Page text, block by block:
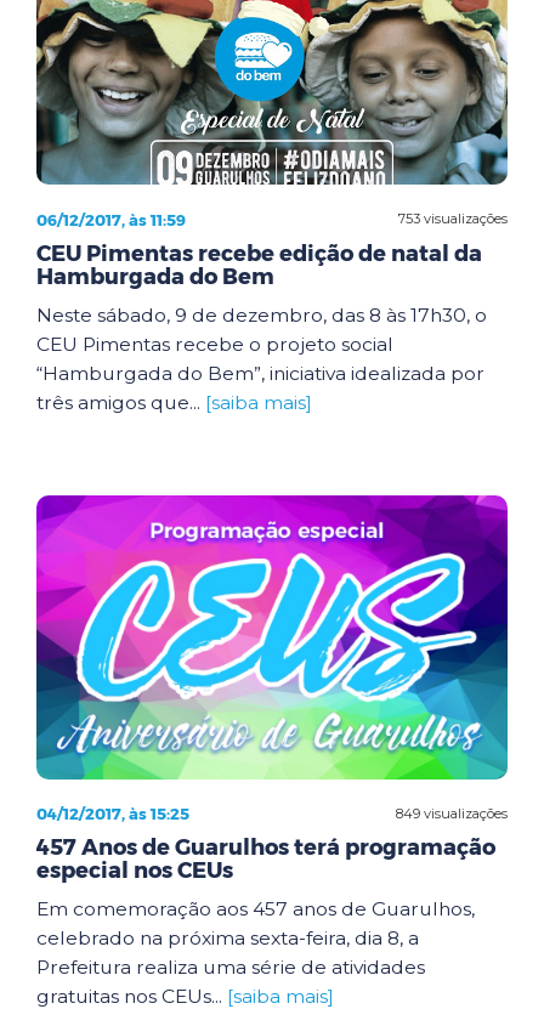
753 visualizações
06/12/2017, às 11:59
CEU Pimentas recebe edição de natal da
Hamburgada do Bem
Neste sábado, 9 de dezembro, das 8 às 17h30, o
CEU Pimentas recebe o projeto social
“Hamburgada do Bem”, iniciativa idealizada por
três amigos que... [saiba mais]
849 visualizações
04/12/2017, às 15:25
457 Anos de Guarulhos terá programação
especial nos CEUs
Em comemoração aos 457 anos de Guarulhos,
celebrado na próxima sexta-feira, dia 8, a
Prefeitura realiza uma série de atividades
gratuitas nos CEUs... [saiba mais]